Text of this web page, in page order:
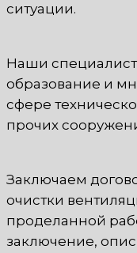
ситуации.
Наши
образование и
сфере
прочих
Заключаем
очистки
проделанной
заключение,